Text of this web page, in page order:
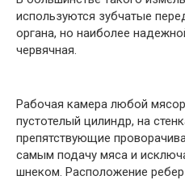
используются зубчатые
органа, но наиболее
червячная.
Рабочая камера любой
пустотелый цилиндр, на
препятствующие
самым подачу мяса и
шнеком. Расположение